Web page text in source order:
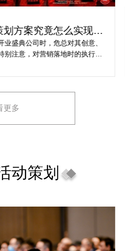
案究竟怎么实现梦
动
典公司时，危总对其创意、
意，对营销落地时的执行一
宣传方案不匹配。
更多
动策划